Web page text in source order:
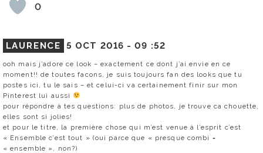
0
LAURENCE 5 OCT 2016 -09 :52
ooh mais j’adore ce look – exactement ce dont j’ai envie en ce
moment!! de toutes facons, je suis toujours fan des looks que tu
postes ici, tu le sais – et celui-ci va certainement finir sur mon
Pinterest lui aussi
pour répondre à tes questions: plus de photos, je trouve ca chouette,
elles sont si jolies!
et pour le titre, la première chose qui m’est venue à l’esprit c’est
« Ensemble c’est tout » (oui parce que « presque combi =
« ensemble », non?)